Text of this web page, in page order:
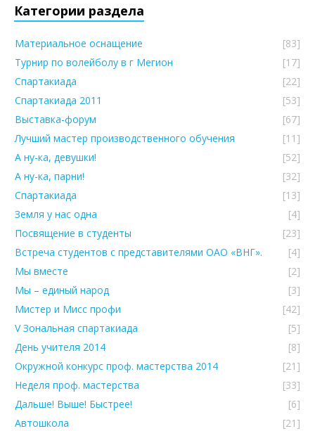
Категории раздела
Материальное оснащение
[83]
Турнир по волейболу в г Мегион
[17]
Спартакиада
[22]
Спартакиада 2011
[53]
Выставка-форум
[67]
Лучший мастер производственного обучения
[11]
А ну-ка, девушки!
[52]
А ну-ка, парни!
[32]
Спартакиада
[13]
Земля у нас одна
[4]
Посвящение в студенты
[23]
Встреча студентов с представителями ОАО «ВНГ».
[4]
Мы вместе
[2]
Мы – единый народ
[3]
Мистер и Мисс профи
[42]
V Зональная спартакиада
[5]
День учителя 2014
[8]
Окружной конкурс проф. мастерства 2014
[21]
Неделя проф. мастерства
[33]
Дальше! Выше! Быстрее!
[6]
Автошкола
[21]